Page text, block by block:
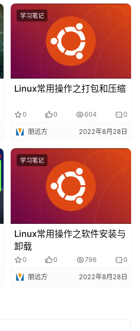
学习笔记
Linux常用操作之打包和压缩
0 0 604 0
朋远方 2022年8月28日
学习笔记
Linux常用操作之软件安装与
卸载
0 0 796 0
朋远方 2022年8月28日